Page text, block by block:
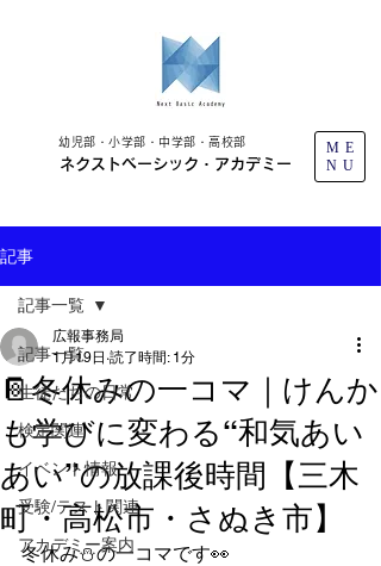
幼児部・小学部・中学部・高校部
ネクストベーシック・アカデミー
ME
NU
記事
記事一覧
生徒たちの日常
検定関連
イベント情報
受験/テスト関連
アカデミー案内
記事一覧
📔冬休みの一コマ｜けんか
も学びに変わる“和気あい
あい”の放課後時間【三木
町・高松市・さぬき市】
広報事務局
1月19日 読了時間: 1分
冬休み⛄️の一コマです👀